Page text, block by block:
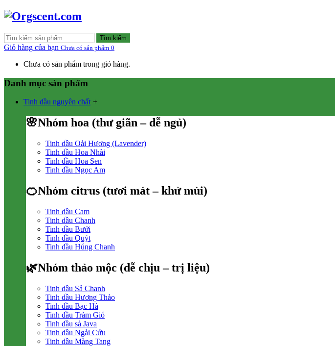
Tìm kiếm
Giỏ hàng của bạn Chưa có sản phẩm 0
Chưa có sản phẩm trong giỏ hàng.
Danh mục sản phẩm
Tinh dầu nguyên chất +
🌸Nhóm hoa (thư giãn – dễ ngủ)
Tinh dầu Oải Hương (Lavender)
Tinh dầu Hoa Nhài
Tinh dầu Hoa Sen
Tinh dầu Ngọc Am
🍊Nhóm citrus (tươi mát – khử mùi)
Tinh dầu Cam
Tinh dầu Chanh
Tinh dầu Bưởi
Tinh dầu Quýt
Tinh dầu Húng Chanh
🌿Nhóm thảo mộc (dễ chịu – trị liệu)
Tinh dầu Sả Chanh
Tinh dầu Hương Thảo
Tinh dầu Bạc Hà
Tinh dầu Tràm Gió
Tinh dầu sả Java
Tinh dầu Ngải Cứu
Tinh dầu Màng Tang